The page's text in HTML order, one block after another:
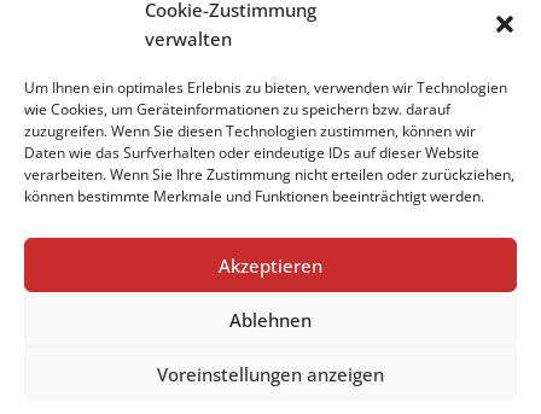
Cookie-Zustimmung
verwalten
Um Ihnen ein optimales Erlebnis zu bieten, verwenden wir Technologien
wie Cookies, um Geräteinformationen zu speichern bzw. darauf
zuzugreifen. Wenn Sie diesen Technologien zustimmen, können wir
Daten wie das Surfverhalten oder eindeutige IDs auf dieser Website
verarbeiten. Wenn Sie Ihre Zustimmung nicht erteilen oder zurückziehen,
können bestimmte Merkmale und Funktionen beeinträchtigt werden.
Akzeptieren
Ablehnen
Voreinstellungen anzeigen
geschätzt jeden zweiten Europäer im Alter
zwischen 25 und 74 Jahren betrifft.
Impressum
Datenschutzerklärung
Cookie-Richtlinie (EU)
Cookie-Richtlinie (EU)